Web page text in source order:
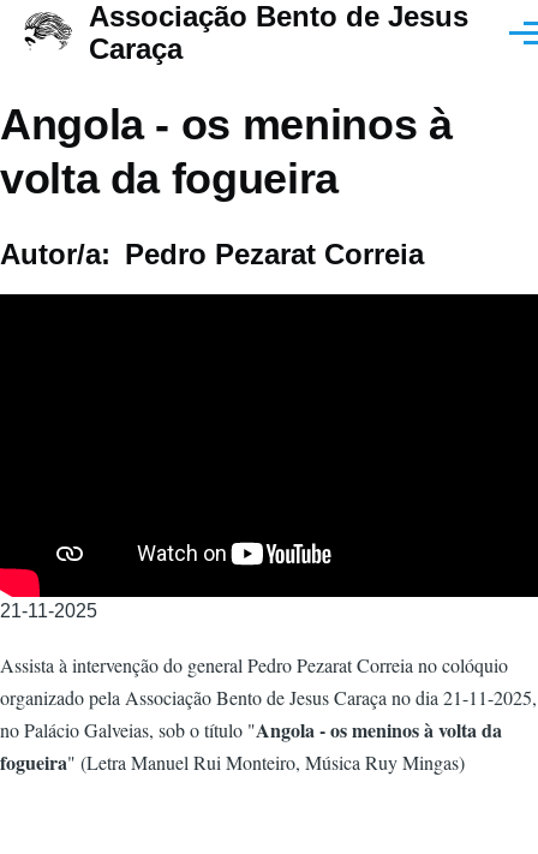
Passar para o conteúdo principal
Associação Bento de Jesus
Caraça
Angola - os meninos à
volta da fogueira
Autor/a Pedro Pezarat Correia
21-11-2025
Assista à intervenção do general Pedro Pezarat Correia no colóquio
organizado pela Associação Bento de Jesus Caraça no dia 21-11-2025,
no Palácio Galveias, sob o título "Angola - os meninos à volta da
fogueira" (Letra Manuel Rui Monteiro, Música Ruy Mingas)